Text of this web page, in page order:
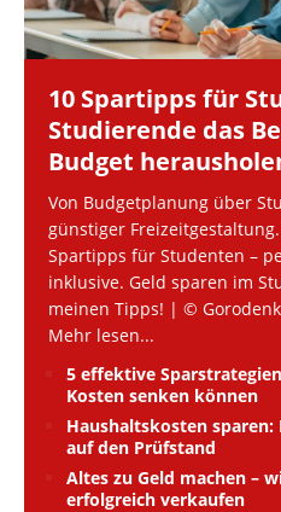
10 Spartipps für
Studierende das
Budget
Von Budgetplanung über
günstiger
Spartipps für Studenten –
inklusive. Geld sparen im
meinen Tipps! | ©
Mehr lesen...
5 effektive
Kosten senken können
Haushaltskosten sparen:
auf den Prüfstand
Altes zu Geld machen –
erfolgreich verkaufen